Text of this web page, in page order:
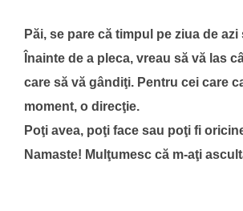
Păi, se pare că timpul pe ziua de azi
Înainte de a pleca, vreau să vă las
care să vă gândiţi. Pentru cei care
moment, o direcţie.
Poţi avea, poţi face sau poţi fi
Namaste! Mulţumesc că m-aţi